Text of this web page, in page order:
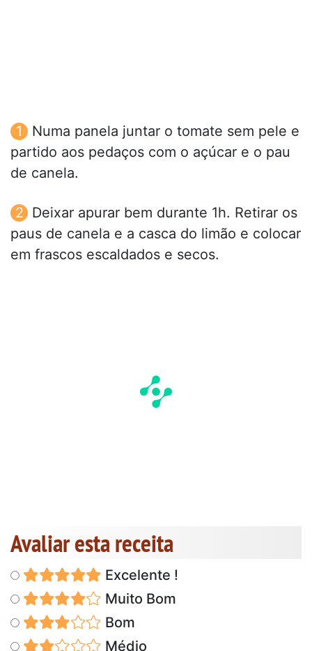
Numa panela juntar o tomate sem pele e
partido aos pedaços com o açúcar e o pau
de canela.
Deixar apurar bem durante 1h. Retirar os
paus de canela e a casca do limão e colocar
em frascos escaldados e secos.
Avaliar esta receita
Excelente !
Muito Bom
Bom
Médio